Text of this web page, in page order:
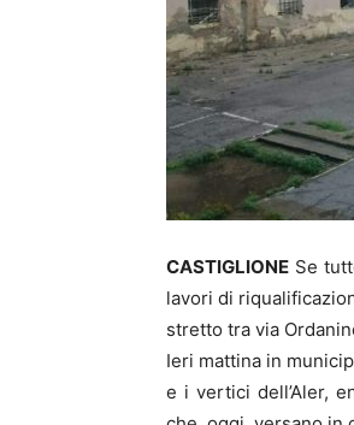
CASTIGLIONE Se
lavori di
stretto tra via
Ieri mattina in
e i vertici dell’Aler,